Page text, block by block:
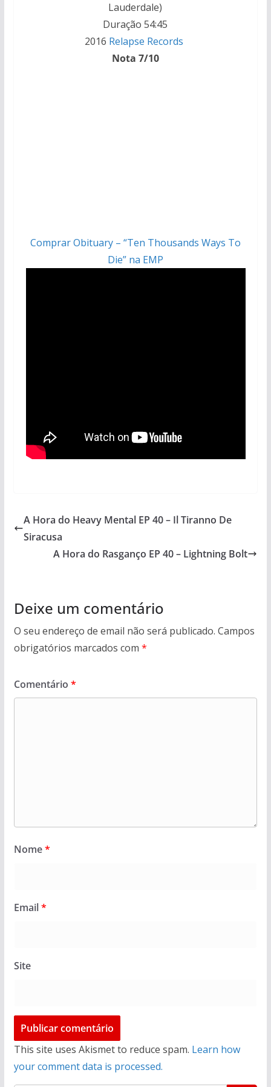
Lauderdale)
Duração 54:45
2016 Relapse Records
Nota 7/10
Comprar Obituary – “Ten Thousands Ways To
Die” na EMP
A Hora do Heavy Mental EP 40 – Il Tiranno De
Siracusa
A Hora do Rasganço EP 40 – Lightning Bolt
Deixe um comentário
O seu endereço de email não será publicado. Campos
obrigatórios marcados com *
Comentário *
Nome*
Email*
Site
This site uses Akismet to reduce spam. Learn how
your comment data is processed.